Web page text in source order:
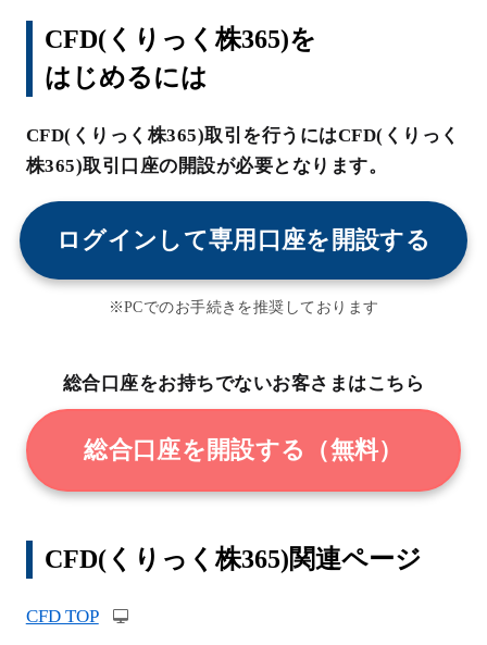
CFD(くりっく株365)を
はじめるには
CFD(くりっく株365)取引を行うにはCFD(くりっく
株365)取引口座の開設が必要となります。
ログインして専用口座を開設する
※PCでのお手続きを推奨しております
総合口座をお持ちでないお客さまはこちら
総合口座を開設する（無料）
CFD(くりっく株365)関連ページ
CFD TOP